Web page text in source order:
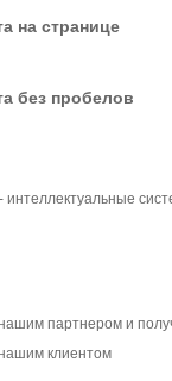
на странице
без пробелов
- интеллектуальные
партнером и
клиентом